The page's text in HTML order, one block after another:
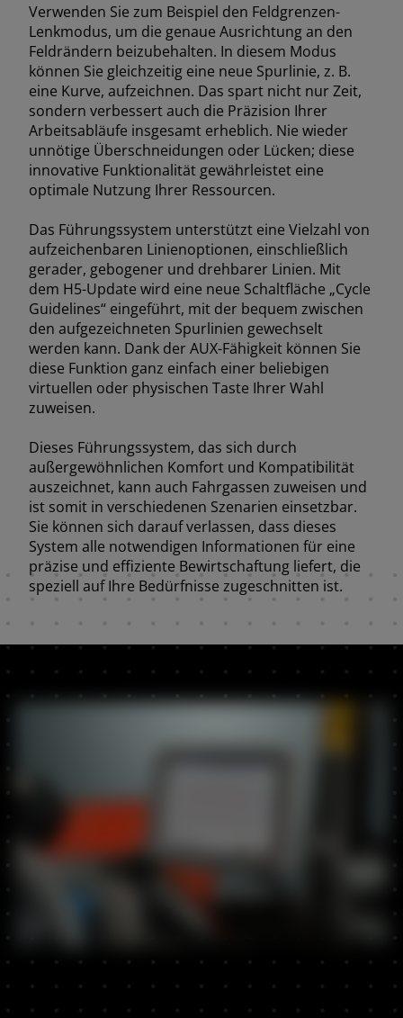
Verwenden Sie zum Beispiel den Feldgrenzen-
Lenkmodus, um die genaue Ausrichtung an den
Feldrändern beizubehalten. In diesem Modus
können Sie gleichzeitig eine neue Spurlinie, z. B.
eine Kurve, aufzeichnen. Das spart nicht nur Zeit,
sondern verbessert auch die Präzision Ihrer
Arbeitsabläufe insgesamt erheblich. Nie wieder
unnötige Überschneidungen oder Lücken; diese
innovative Funktionalität gewährleistet eine
optimale Nutzung Ihrer Ressourcen.
Das Führungssystem unterstützt eine Vielzahl von
aufzeichenbaren Linienoptionen, einschließlich
gerader, gebogener und drehbarer Linien. Mit
dem H5-Update wird eine neue Schaltfläche „Cycle
Guidelines“ eingeführt, mit der bequem zwischen
den aufgezeichneten Spurlinien gewechselt
werden kann. Dank der AUX-Fähigkeit können Sie
diese Funktion ganz einfach einer beliebigen
virtuellen oder physischen Taste Ihrer Wahl
zuweisen.
Dieses Führungssystem, das sich durch
außergewöhnlichen Komfort und Kompatibilität
auszeichnet, kann auch Fahrgassen zuweisen und
ist somit in verschiedenen Szenarien einsetzbar.
Sie können sich darauf verlassen, dass dieses
System alle notwendigen Informationen für eine
präzise und effiziente Bewirtschaftung liefert, die
speziell auf Ihre Bedürfnisse zugeschnitten ist.